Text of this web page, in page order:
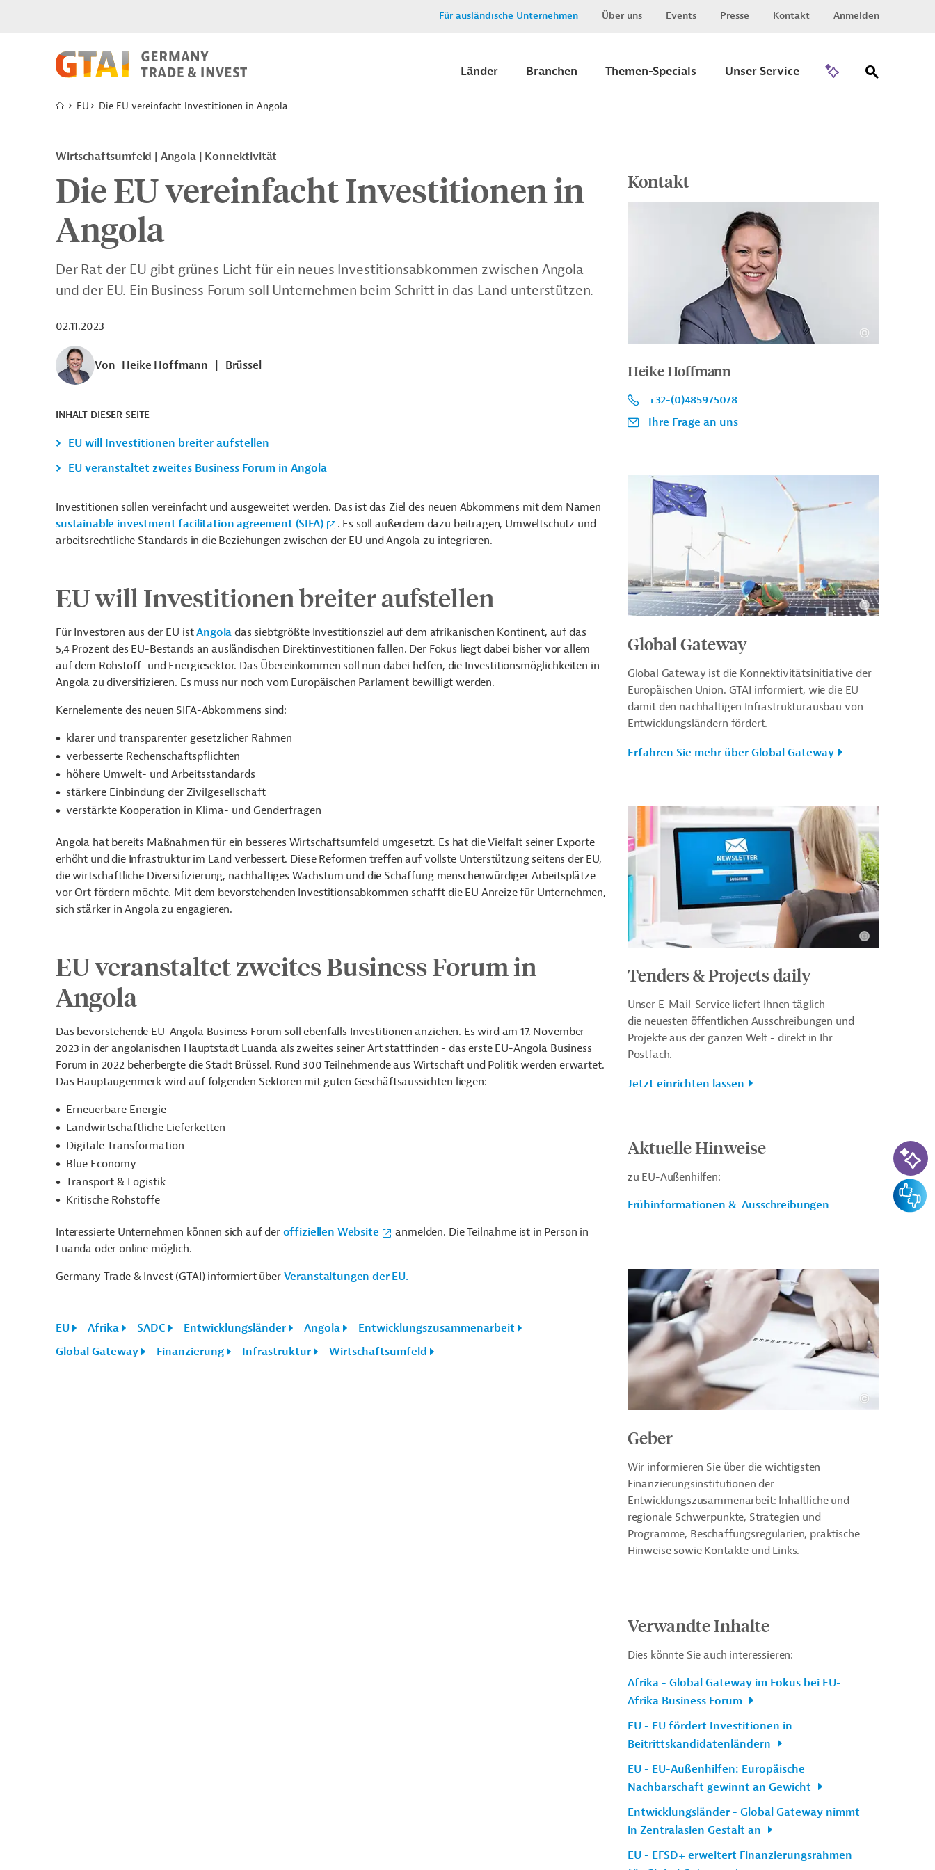
Für ausländische Unternehmen Über uns Events Presse Kontakt Anmelden
Länder Branchen Themen-Specials Unser Service
EU Die EU vereinfacht Investitionen in Angola
Wirtschaftsumfeld | Angola | Konnektivität
Die EU vereinfacht Investitionen in
Angola
Der Rat der EU gibt grünes Licht für ein neues Investitionsabkommen zwischen Angola
und der EU. Ein Business Forum soll Unternehmen beim Schritt in das Land unterstützen.
02.11.2023
Von Heike Hoffmann Brüssel
INHALT DIESER SEITE
EU will Investitionen breiter aufstellen
EU veranstaltet zweites Business Forum in Angola
Investitionen sollen vereinfacht und ausgeweitet werden. Das ist das Ziel des neuen Abkommens mit dem Namen
sustainable investment facilitation agreement (SIFA)
. Es soll außerdem dazu beitragen, Umweltschutz und
arbeitsrechtliche Standards in die Beziehungen zwischen der EU und Angola zu integrieren.
EU will Investitionen breiter aufstellen
Für Investoren aus der EU istAngola das siebtgrößte Investitionsziel auf dem afrikanischen Kontinent, auf das
5,4 Prozent des EU-Bestands an ausländischen Direktinvestitionen fallen. Der Fokus liegt dabei bisher vor allem
auf dem Rohstoff- und Energiesektor. Das Übereinkommen soll nun dabei helfen, die Investitionsmöglichkeiten in
Angola zu diversifizieren. Es muss nur noch vom Europäischen Parlament bewilligt werden.
Kernelemente des neuen SIFA-Abkommens sind:
klarer und transparenter gesetzlicher Rahmen
verbesserte Rechenschaftspflichten
höhere Umwelt- und Arbeitsstandards
stärkere Einbindung der Zivilgesellschaft
verstärkte Kooperation in Klima- und Genderfragen
Angola hat bereits Maßnahmen für ein besseres Wirtschaftsumfeld umgesetzt. Es hat die Vielfalt seiner Exporte
erhöht und die Infrastruktur im Land verbessert. Diese Reformen treffen auf vollste Unterstützung seitens der EU,
die wirtschaftliche Diversifizierung, nachhaltiges Wachstum und die Schaffung menschenwürdiger Arbeitsplätze
vor Ort fördern möchte. Mit dem bevorstehenden Investitionsabkommen schafft die EU Anreize für Unternehmen,
sich stärker in Angola zu engagieren.
EU veranstaltet zweites Business Forum in
Angola
Das bevorstehende EU-Angola Business Forum soll ebenfalls Investitionen anziehen. Es wird am 17. November
2023 in der angolanischen Hauptstadt Luanda als zweites seiner Art stattfinden - das erste EU-Angola Business
Forum in 2022 beherbergte die Stadt Brüssel. Rund 300 Teilnehmende aus Wirtschaft und Politik werden erwartet.
Das Hauptaugenmerk wird auf folgenden Sektoren mit guten Geschäftsaussichten liegen:
Erneuerbare Energie
Landwirtschaftliche Lieferketten
Digitale Transformation
Blue Economy
Transport & Logistik
Kritische Rohstoffe
Interessierte Unternehmen können sich auf der offiziellen Website
anmelden. Die Teilnahme ist in Person in
Luanda oder online möglich.
Germany Trade & Invest (GTAI) informiert über Veranstaltungen der EU.
EU Afrika SADC Entwicklungsländer Angola
Entwicklungszusammenarbeit
Global Gateway
Finanzierung Infrastruktur Wirtschaftsumfeld
Kontakt
Heike Hoffmann
+32-(0)485975078
Ihre Frage an uns
Global Gateway
Global Gateway ist die Konnektivitätsinitiative der
Europäischen Union. GTAI informiert, wie die EU
damit den nachhaltigen Infrastrukturausbau von
Entwicklungsländern fördert.
Erfahren Sie mehr über Global Gateway
Tenders & Projects daily
Unser E-Mail-Service liefert Ihnen täglich
die neuesten öffentlichen Ausschreibungen und
Projekte aus der ganzen Welt - direkt in Ihr
Postfach.
Jetzt einrichten lassen
Aktuelle Hinweise
zu EU-Außenhilfen:
Frühinformationen & Ausschreibungen
Geber
Wir informieren Sie über die wichtigsten
Finanzierungsinstitutionen der
Entwicklungszusammenarbeit: Inhaltliche und
regionale Schwerpunkte, Strategien und
Programme, Beschaffungsregularien, praktische
Hinweise sowie Kontakte und Links.
Verwandte Inhalte
Dies könnte Sie auch interessieren:
Afrika - Global Gateway im Fokus bei EU-
Afrika Business Forum
EU - EU fördert Investitionen in
Beitrittskandidatenländern
EU - EU-Außenhilfen: Europäische
Nachbarschaft gewinnt an Gewicht
Entwicklungsländer - Global Gateway nimmt
in Zentralasien Gestalt an
EU - EFSD+ erweitert Finanzierungsrahmen
KI-